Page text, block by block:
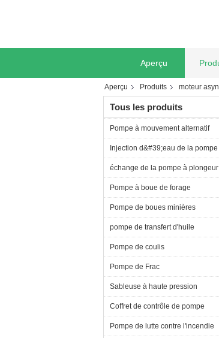
Aperçu
Aperçu Produits moteur
Tous les produits
Pompe à mouvement alternatif
Injection d&#39;eau de la pompe
échange de la pompe à plongeur
Pompe à boue de forage
Pompe de boues minières
pompe de transfert d'huile
Pompe de coulis
Pompe de Frac
Sableuse à haute pression
Coffret de contrôle de pompe
Pompe de lutte contre l'incendie